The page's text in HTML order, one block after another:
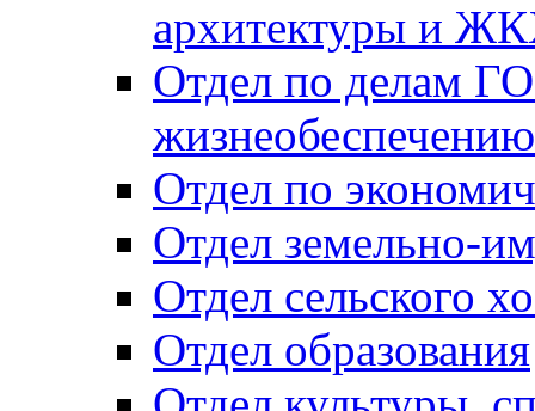
архитектуры и
Отдел по делам
Отдел по
Отдел земельно-
Отдел сельского
Отдел образования